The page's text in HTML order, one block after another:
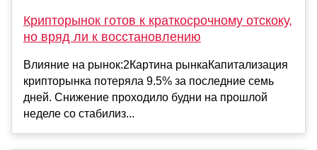
Крипторынок готов к краткосрочному отскоку,
но вряд ли к восстановлению
Влияние на рынок:2Картина рынкаКапитализация
крипторынка потеряла 9.5% за последние семь
дней. Снижение проходило будни на прошлой
неделе со стабилиз...